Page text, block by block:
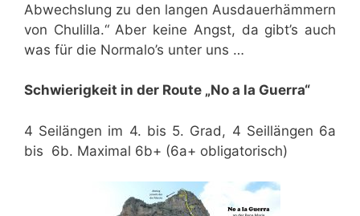
Abwechslung zu den langen Ausdauerhämmern
von Chulilla.“ Aber keine Angst, da gibt’s auch
was für die Normalo’s unter uns …
Schwierigkeit in der Route „No a la Guerra“
4 Seilängen im 4. bis 5. Grad, 4 Seillängen 6a
bis 6b. Maximal 6b+ (6a+ obligatorisch)